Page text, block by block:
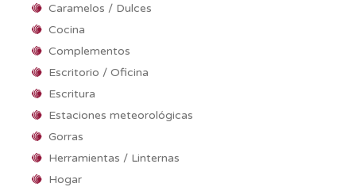
Caramelos / Dulces
Cocina
Complementos
Escritorio / Oficina
Escritura
Estaciones meteorológicas
Gorras
Herramientas / Linternas
Hogar